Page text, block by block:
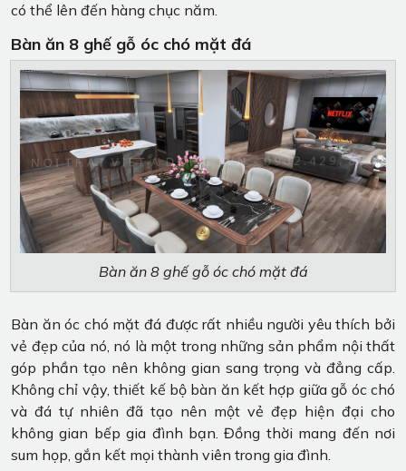
có thể lên đến hàng chục năm.
Bàn ăn 8 ghế gỗ óc chó mặt đá
Bàn ăn 8 ghế gỗ óc chó mặt đá
Bàn ăn óc chó mặt đá được rất nhiều người yêu thích bởi
vẻ đẹp của nó, nó là một trong những sản phẩm nội thất
góp phần tạo nên không gian sang trọng và đẳng cấp.
Không chỉ vậy, thiết kế bộ bàn ăn kết hợp giữa gỗ óc chó
và đá tự nhiên đã tạo nên một vẻ đẹp hiện đại cho
không gian bếp gia đình bạn. Đồng thời mang đến nơi
sum họp, gắn kết mọi thành viên trong gia đình.